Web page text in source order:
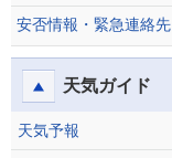
安否情報・緊急連絡先
天気ガイド
天気予報